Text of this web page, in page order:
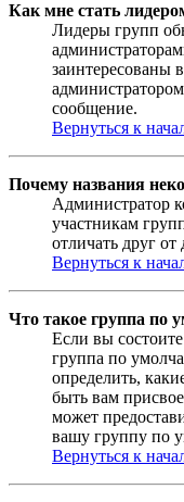
Как мне стать
Лидеры групп
заинтересованы
сообщение.
Вернуться к
Почему названия
Администратор
участникам
отличать друг от
Вернуться к
Что такое группа по
Если вы
группа по
определить,
быть вам
может
вашу группу по
Вернуться к